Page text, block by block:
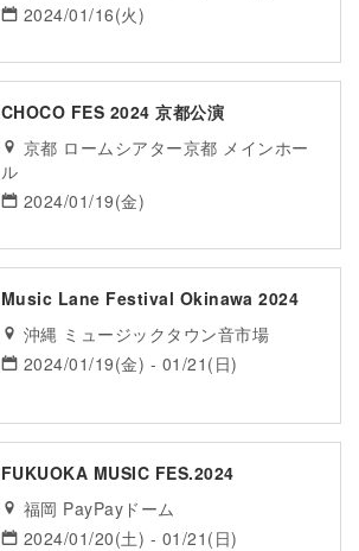
2024/01/16(火)
CHOCO FES 2024 京都公演
京都 ロームシアター京都 メインホー
ル
2024/01/19(金)
Music Lane Festival Okinawa 2024
沖縄 ミュージックタウン音市場
2024/01/19(金) - 01/21(日)
FUKUOKA MUSIC FES.2024
福岡 PayPayドーム
2024/01/20(土) - 01/21(日)